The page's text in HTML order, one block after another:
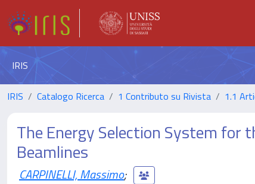
IRIS
IRIS Catalogo Ricerca 1 Contributo su Rivista 1.1
The Energy Selection System for
Beamlines
CARPINELLI, Massimo;